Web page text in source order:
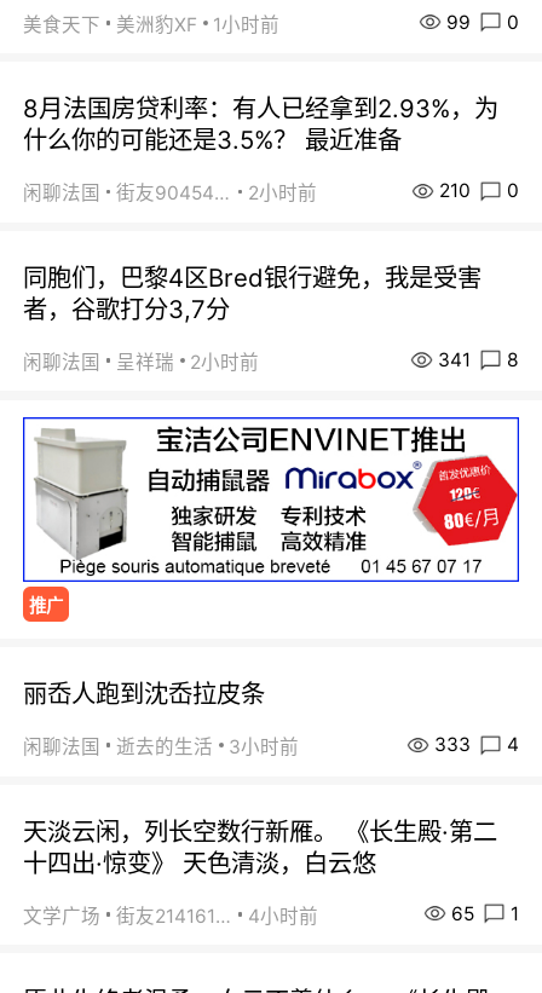
美食天下 美洲豹XF 1小时前 99 0
8月法国房贷利率：有人已经拿到2.93%，为
什么你的可能还是3.5%？ 最近准备
闲聊法国 街友90454511 2小时前 210 0
同胞们，巴黎4区Bred银行避免，我是受害
者，谷歌打分3,7分
闲聊法国 呈祥瑞 2小时前 341 8
推广
丽岙人跑到沈岙拉皮条
闲聊法国 逝去的生活 3小时前 333 4
天淡云闲，列长空数行新雁。 《长生殿·第二
十四出·惊变》 天色清淡，白云悠
文学广场 街友21416156 4小时前 65 1